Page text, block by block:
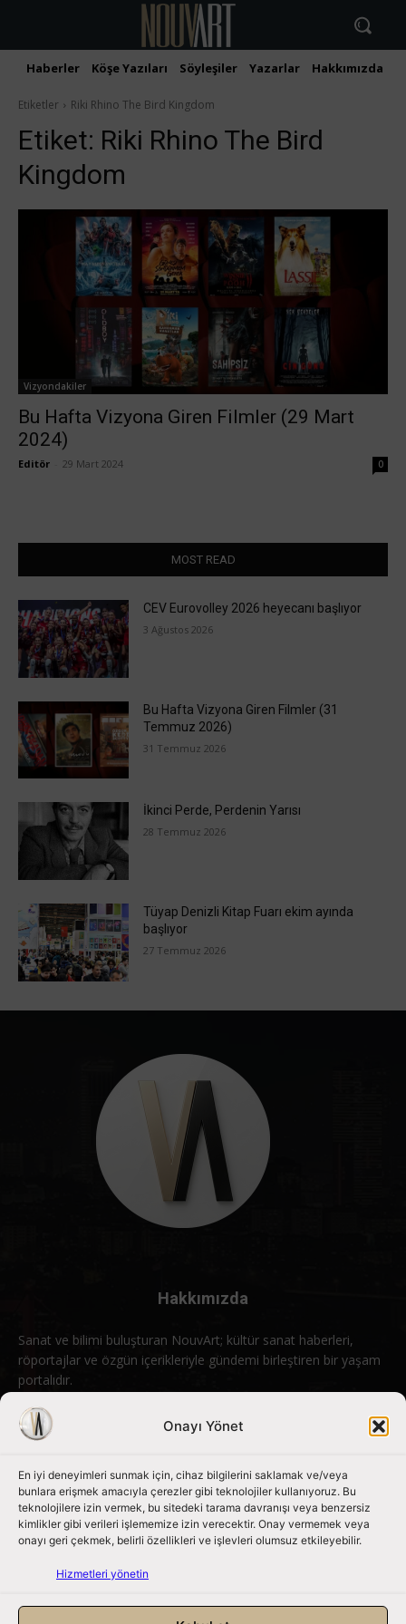
Onayı Yönet
En iyi deneyimleri sunmak için, cihaz bilgilerini saklamak ve/veya
bunlara erişmek amacıyla çerezler gibi teknolojiler kullanıyoruz. Bu
teknolojilere izin vermek, bu sitedeki tarama davranışı veya benzersiz
kimlikler gibi verileri işlememize izin verecektir. Onay vermemek veya
onayı geri çekmek, belirli özellikleri ve işlevleri olumsuz etkileyebilir.
Hizmetleri yönetin
Haberler Köşe Yazıları Söyleşiler Yazarlar Hakkımızda
Etiketler Riki Rhino The Bird Kingdom
Etiket: Riki Rhino The Bird
Kingdom
Vizyondakiler
Bu Hafta Vizyona Giren Filmler (29 Mart
2024)
Editör 29 Mart 2024 0
MOST READ
CEV Eurovolley 2026 heyecanı başlıyor
3 Ağustos 2026
Bu Hafta Vizyona Giren Filmler (31
Temmuz 2026)
31 Temmuz 2026
İkinci Perde, Perdenin Yarısı
28 Temmuz 2026
Tüyap Denizli Kitap Fuarı ekim ayında
başlıyor
27 Temmuz 2026
Hakkımızda
Sanat ve bilimi buluşturan NouvArt; kültür sanat haberleri,
röportajlar ve özgün içerikleriyle gündemi birleştiren bir yaşam
portalıdır.
Bizimle iletişime geçin: info@nouvart.net
Bizi Takip Edin